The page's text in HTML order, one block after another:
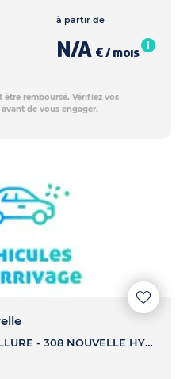
à partir de
N/A € / mois
remboursé. Vérifiez vos
de vous engager.
HYBRID 145 E-DCS6 ALLURE - 308 NOUVELLE HYBRID 145 E-DCS6 ALLURE